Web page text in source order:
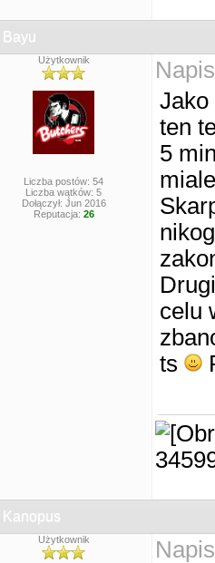
Bayu
Użytkownik
Liczba postów: 54
Liczba wątków: 5
Dołączył: Jun 2016
Reputacja: 26
Jako
ten
5
celu
ts
Kanopus
Użytkownik